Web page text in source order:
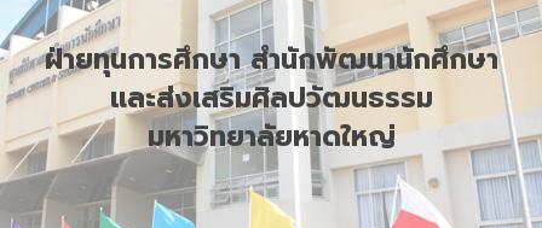
ฝ่ายทุนการศึกษา สำนักพัฒนานักศึกษา
และส่งเสริมศิลปวัฒนธรรม
มหาวิทยาลัยหาดใหญ่